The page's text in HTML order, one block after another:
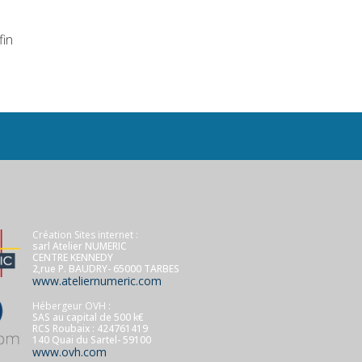
Création Sites internet :
sarl Atelier NUMERIC
CENTRE KENNEDY
2,rue P. BAUDRY- 65000 TARBES
www.ateliernumeric.com
Hébergeur OVH :
SAS au capital de 500 k€
RCS Roubaix : 424761419
140 Quai du Sartel- 59100
www.ovh.com